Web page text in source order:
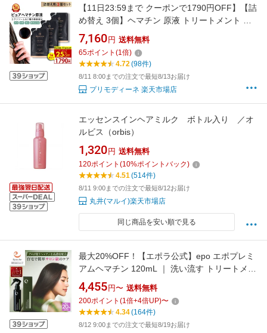
【11日23:59まで クーポンで1790円OFF】【詰
め替え 3個】ヘマチン 原液 トリートメント ピ
ュアヘマチン エクソソーム ヘアケア 日本製
「プリモディーネ ブラックセラム 100mLx3 詰
替用」高濃度 即効性 ツヤ コシ ボリュームアッ
プ ダメージヘア カラー持ち サラサラ 美容液
7,160 円 送料無料
65ポイント (1倍)
4.72(98件)
8/11 8:00までの注文で最短8/13お届け
プリモディーネ 楽天市場店
エッセンスインヘアミルク ボトル入り ／オ
ルビス（orbis）
1,320 円 送料無料
120ポイント (10%ポイントバック)
4.51(514件)
8/11 9:00までの注文で最短8/12お届け
丸井(マルイ)楽天市場店
同じ商品を安い順で見る
最大20%OFF！【エポラ公式】epo エポプレミ
アムヘマチン 120mL ｜ 洗い流す トリートメン
ト ヘマチン 髪質改善 ヘマチンスプレー 高濃度
美容液 プロ仕様 サロン仕様 原液 トリートメン
ト プラセンタ エキス スプレー プレゼント ギフ
4,455 円〜 送料無料
200ポイント (1倍+4倍UP)〜
4.34(164件)
8/12 9:00までの注文で最短8/19お届け